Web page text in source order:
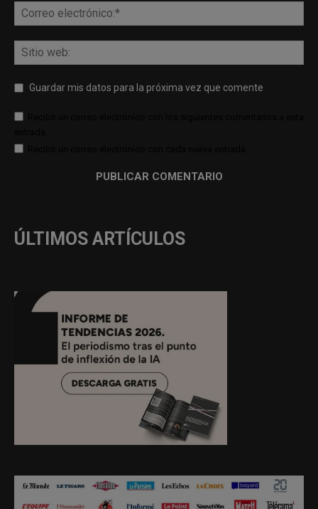
Guardar mis datos para la próxima vez que comente
ÚLTIMOS ARTÍCULOS